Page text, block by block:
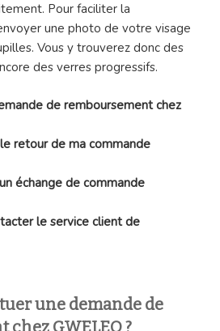
Pour faciliter la
une photo de votre visage
Vous y trouverez donc des
des verres progressifs.
de remboursement chez
retour de ma commande
échange de commande
le service client de
une demande de